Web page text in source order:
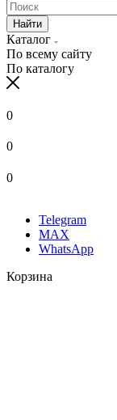
Найти
Каталог
По всему сайту
По каталогу
0
0
0
Telegram
MAX
WhatsApp
Корзина